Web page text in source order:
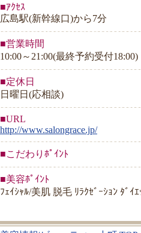
■ｱｸｾｽ
広島駅(新幹線口)から7分
■営業時間
10:00～21:00(最終予約受付18:00)
■定休日
日曜日(応相談)
■URL
http://www.salongrace.jp/
■こだわりﾎﾟｲﾝﾄ
■美容ﾎﾟｲﾝﾄ
ﾌｪｲｼｬﾙ/美肌 脱毛 ﾘﾗｸｾﾞｰｼｮﾝ ﾀﾞｲ